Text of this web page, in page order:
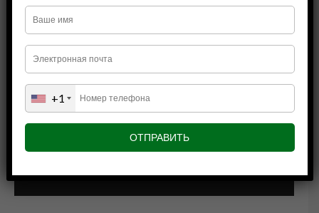
Узнай как вернуть
+1